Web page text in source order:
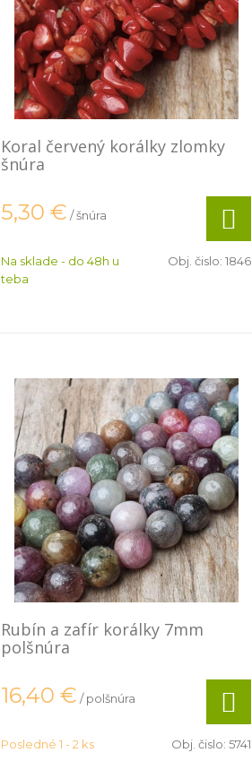
Koral červený korálky zlomky
šnúra
5,30 € / šnúra
Na sklade - do 48h u
teba
Obj. čislo: 1846
Rubín a zafír korálky 7mm
polšnúra
16,40 € / polšnúra
Posledné 1 - 2 ks Obj. čislo: 5741